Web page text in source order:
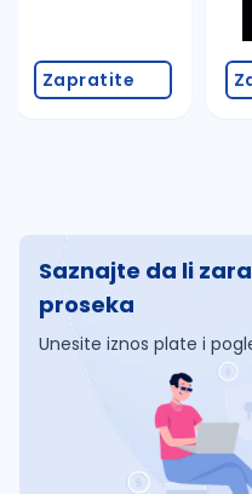
Zapratite
Saznajte da li
proseka
Unesite iznos plate i